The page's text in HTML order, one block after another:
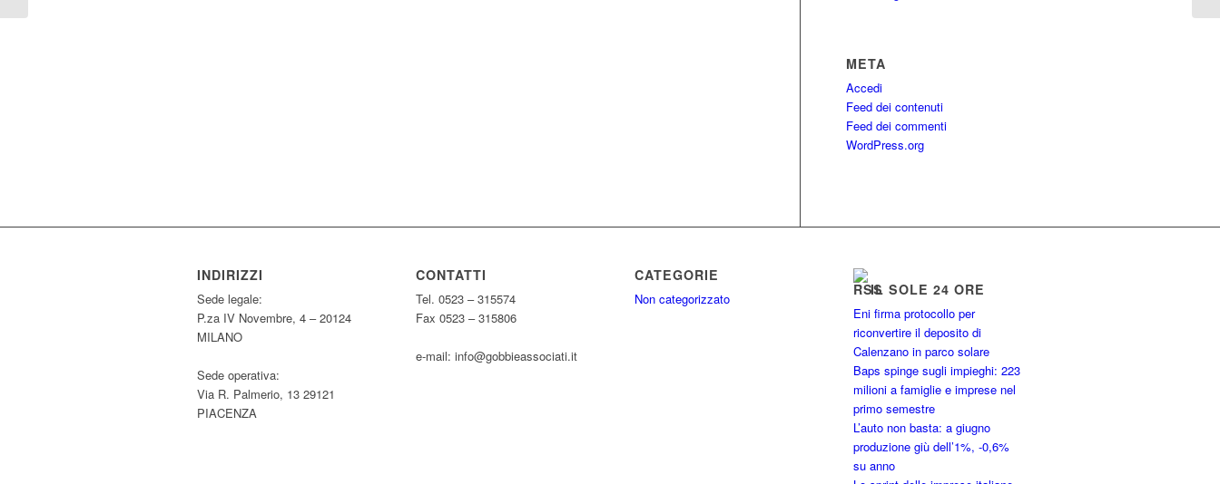
META
Accedi
Feed dei contenuti
Feed dei commenti
WordPress.org
INDIRIZZI
Sede legale:
P.za IV Novembre, 4 – 20124
MILANO
Sede operativa:
Via R. Palmerio, 13 29121
PIACENZA
CONTATTI
Tel. 0523 – 315574
Fax 0523 – 315806
e-mail: info@gobbieassociati.it
CATEGORIE
Non categorizzato
IL SOLE 24 ORE
Eni firma protocollo per
riconvertire il deposito di
Calenzano in parco solare
Baps spinge sugli impieghi: 223
milioni a famiglie e imprese nel
primo semestre
L’auto non basta: a giugno
produzione giù dell’1%, -0,6%
su anno